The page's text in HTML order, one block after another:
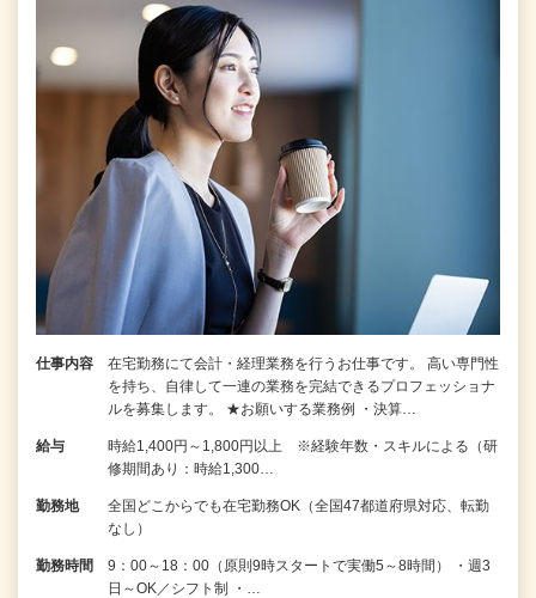
仕事内容
在宅勤務にて会計・経理業務を行うお仕事です。 高い専門性
を持ち、自律して一連の業務を完結できるプロフェッショナ
ルを募集します。 ★お願いする業務例 ・決算…
給与
時給1,400円～1,800円以上 ※経験年数・スキルによる（研
修期間あり：時給1,300…
勤務地
全国どこからでも在宅勤務OK（全国47都道府県対応、転勤
なし）
勤務時間
9：00～18：00（原則9時スタートで実働5～8時間） ・週3
日～OK／シフト制 ・…